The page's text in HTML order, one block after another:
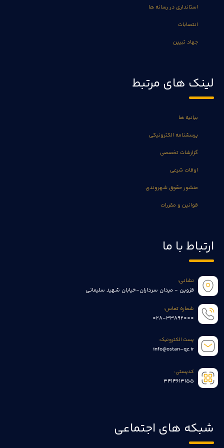
استانداری در رسانه ها
انتصابات
جهاد تبیین
لینک های مرتبط
بیانیه ها
پرسشنامه الکترونیکی
گزارشات تخصصی
اوقات شرعی
منشور حقوق شهروندی
قوانین و مقررات
ارتباط با ما
نشانی:
قزوین - میدان سرداران-خیابان شهید سلیمانی
شماره تماس:
028-33892000
پست الکترونیک:
info@ostan-qz.ir
کدپستی:
3414613155
شبکه های اجتماعی